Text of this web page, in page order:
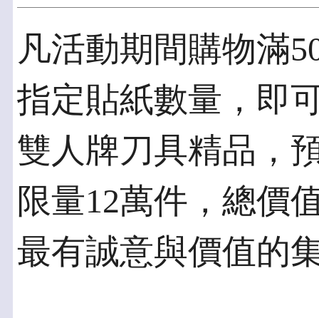
凡活動期間購物滿
指定貼紙數量，即
雙人牌刀具精品，
限量12萬件，總價
最有誠意與價值的